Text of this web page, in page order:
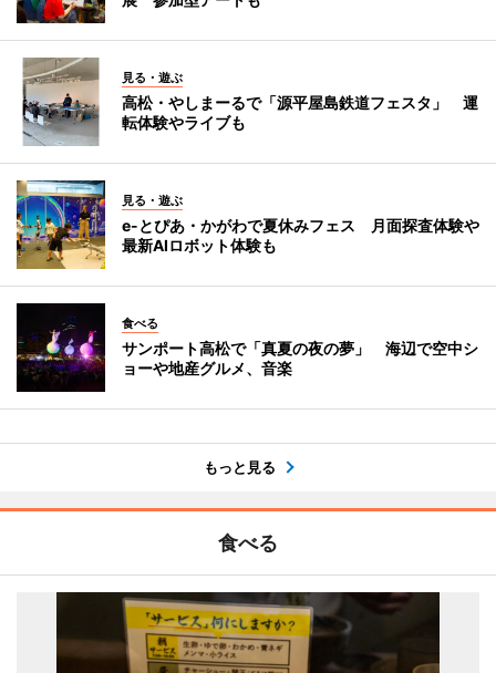
見る・遊ぶ
高松・やしまーるで「源平屋島鉄道フェスタ」 運
転体験やライブも
見る・遊ぶ
e-とぴあ・かがわで夏休みフェス 月面探査体験や
最新AIロボット体験も
食べる
サンポート高松で「真夏の夜の夢」 海辺で空中シ
ョーや地産グルメ、音楽
もっと見る
食べる